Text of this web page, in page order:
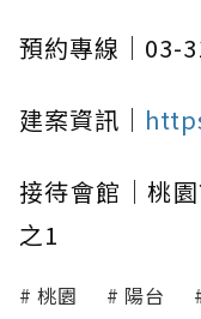
預約專線｜03-
建案資訊｜
接待會館｜桃
之1
桃園 陽台